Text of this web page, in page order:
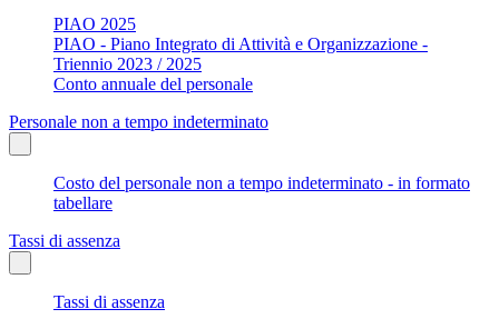
PIAO 2025
PIAO - Piano Integrato di Attività e Organizzazione -
Triennio 2023 / 2025
Conto annuale del personale
Personale non a tempo indeterminato
Costo del personale non a tempo indeterminato - in formato
tabellare
Tassi di assenza
Tassi di assenza